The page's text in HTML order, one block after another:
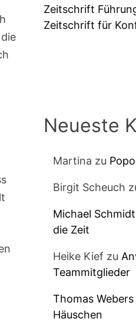
Zeitschrift
Zeitschrift für
Neueste
Martina zu
Birgit Scheuch
Michael Schmidt
die Zeit
Heike Kief zu
Teammitglieder
Thomas Webers
Häuschen